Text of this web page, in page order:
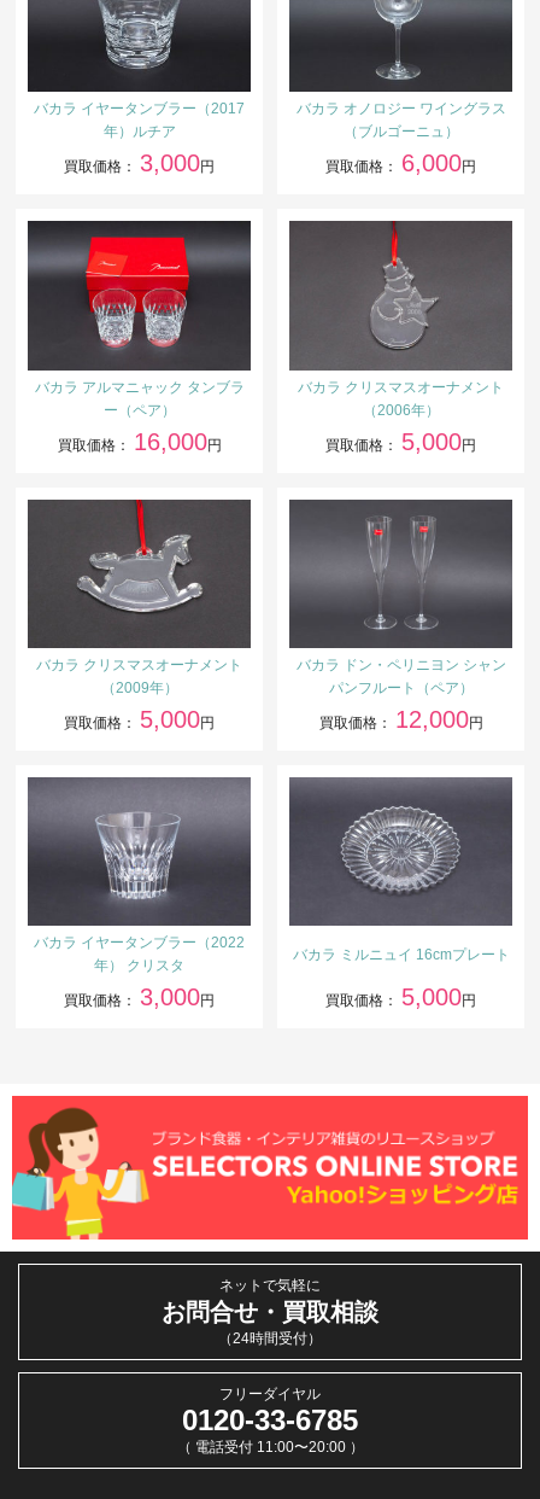
バカラ イヤータンブラー（2017
年）ルチア
買取価格： 3,000円
バカラ オノロジー ワイングラス
（ブルゴーニュ）
買取価格： 6,000円
バカラ アルマニャック タンブラ
ー（ペア）
買取価格： 16,000円
バカラ クリスマスオーナメント
（2006年）
買取価格： 5,000円
バカラ クリスマスオーナメント
（2009年）
買取価格： 5,000円
バカラ ドン・ペリニヨン シャン
パンフルート（ペア）
買取価格： 12,000円
バカラ イヤータンブラー（2022
年） クリスタ
買取価格： 3,000円
バカラ ミルニュイ 16cmプレート
買取価格： 5,000円
ネットで気軽に
お問合せ・買取相談
（24時間受付）
フリーダイヤル
0120-33-6785
（ 電話受付 11:00〜20:00 ）